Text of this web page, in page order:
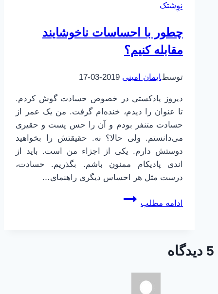
نِوِشتک
چطور با احساسات ناخوشایند
مقابله کنیم؟
توسطایمان امینی 2019-03-17
دیروز پادکستی در خصوص حسادت گوش کردم.
تا عنوان را دیدم، خنده‌ام گرفت. من یک عمر از
حسادت متنفر بودم و آن را حس پست و حقیری
می‌دانستم. ولی حالا؟ نه. حقیقتش را بخواهید
دوستش دارم. یکی از اجزاء من است. باید از
اندی پادیکام ممنون باشم. بگذریم. حسادت،
درست مثل هر احساس دیگری راهنمای…
ادامه مطلب
چطور
5 دیدگاه